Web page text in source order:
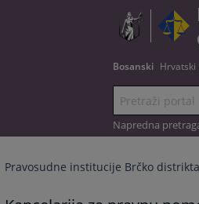
Bosanski Hrvatski
Napredna
Pravosudne institucije Brčko